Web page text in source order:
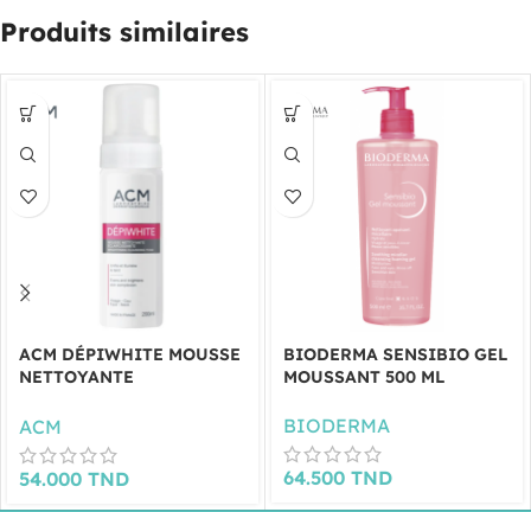
Produits similaires
ACM DÉPIWHITE MOUSSE
NETTOYANTE
ACM
54.000 TND
BIODERMA SENSIBIO GEL
MOUSSANT 500 ML
BIODERMA
64.500 TND